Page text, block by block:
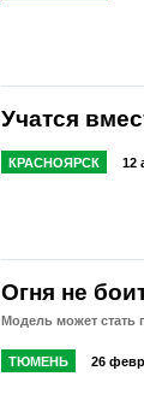
Учатся
КРАСНОЯРСК 12
Огня не
Модель может стать
ТЮМЕНЬ 26